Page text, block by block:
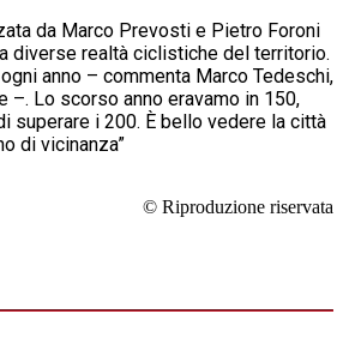
da Marco Prevosti e Pietro Foroni
diverse realtà ciclistiche del territorio.
anno – commenta Marco Tedeschi,
–. Lo scorso anno eravamo in 150,
superare i 200. È bello vedere la città
di vicinanza”
© Riproduzione riservata